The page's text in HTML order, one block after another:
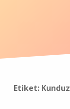
Anasayfa
Etiket: